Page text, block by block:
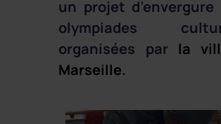
un projet d’envergure
olympiades
organisées par la
Marseille.